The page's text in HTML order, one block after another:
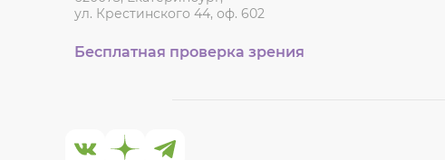
ул. Крестинского 44, оф. 602
Бесплатная проверка зрения